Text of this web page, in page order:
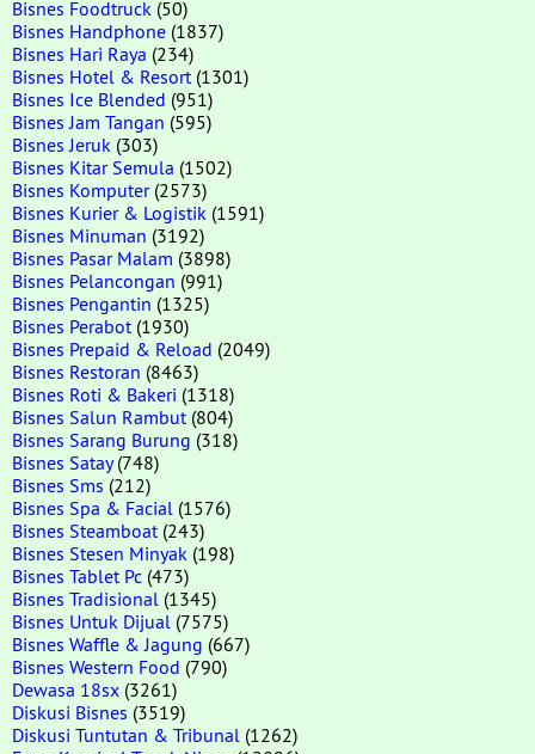
Bisnes Foodtruck (50)
Bisnes Handphone (1837)
Bisnes Hari Raya (234)
Bisnes Hotel & Resort (1301)
Bisnes Ice Blended (951)
Bisnes Jam Tangan (595)
Bisnes Jeruk (303)
Bisnes Kitar Semula (1502)
Bisnes Komputer(2573)
Bisnes Kurier & Logistik (1591)
Bisnes Minuman (3192)
Bisnes Pasar Malam (3898)
Bisnes Pelancongan (991)
Bisnes Pengantin (1325)
Bisnes Perabot (1930)
Bisnes Prepaid & Reload (2049)
Bisnes Restoran (8463)
Bisnes Roti & Bakeri (1318)
Bisnes Salun Rambut (804)
Bisnes Sarang Burung (318)
Bisnes Satay(748)
Bisnes Sms (212)
Bisnes Spa & Facial (1576)
Bisnes Steamboat (243)
Bisnes Stesen Minyak (198)
Bisnes Tablet Pc (473)
Bisnes Tradisional (1345)
Bisnes Untuk Dijual (7575)
Bisnes Waffle & Jagung (667)
Bisnes Western Food (790)
Dewasa 18sx (3261)
Diskusi Bisnes (3519)
Diskusi Tuntutan & Tribunal (1262)